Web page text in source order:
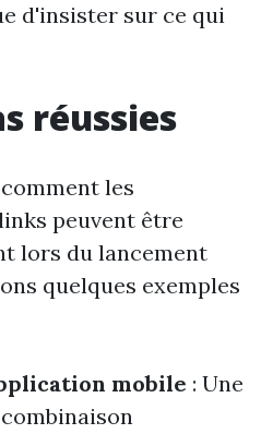
d'insister sur ce qui
réussies
les
peuvent être
lors du lancement
quelques exemples
mobile : Une